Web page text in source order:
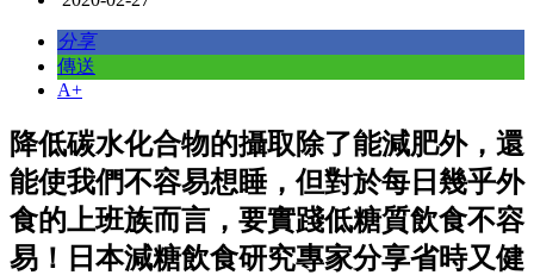
分享
傳送
A+
降低碳水化合物的攝取除了能減肥外，還
能使我們不容易想睡，但對於每日幾乎外
食的上班族而言，要實踐低糖質飲食不容
易！日本減糖飲食研究專家分享省時又健